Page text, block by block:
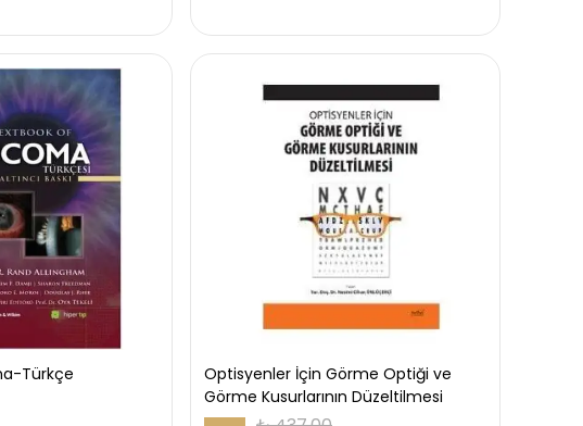
Türkçe
Optisyenler İçin Görme Optiği ve
Görme Kusurlarının Düzeltilmesi